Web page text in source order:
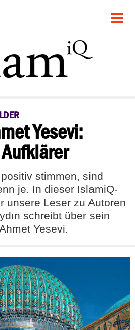
Yesevi:
stimmen, sind
je. In dieser IslamiQ-
unsere Leser zu Autoren
schreibt über sein
Yesevi.